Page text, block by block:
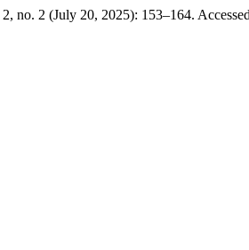
2, no. 2 (July 20, 2025): 153–164.